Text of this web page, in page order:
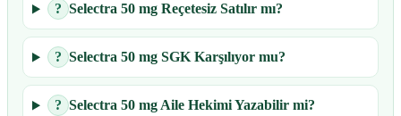
? Selectra 50 mg Reçetesiz Satılır mı?
? Selectra 50 mg SGK Karşılıyor mu?
? Selectra 50 mg Aile Hekimi Yazabilir mi?